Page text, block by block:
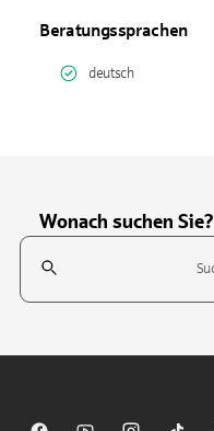
Beratungssprachen
deutsch
Wonach suchen Sie?
Suchfeld